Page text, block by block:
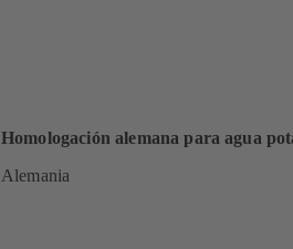
Homologación alemana para agua
Alemania